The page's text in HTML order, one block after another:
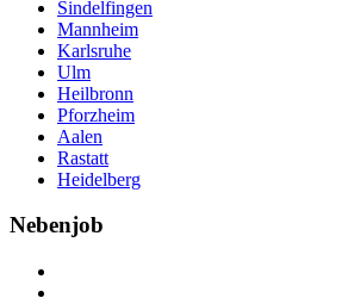
Sindelfingen
Mannheim
Karlsruhe
Ulm
Heilbronn
Pforzheim
Aalen
Rastatt
Heidelberg
Nebenjob